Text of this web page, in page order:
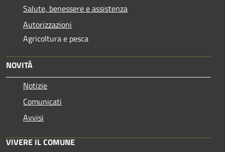
Salute, benessere e assistenza
Autorizzazioni
Agricoltura e pesca
NOVITÀ
Notizie
Comunicati
Avvisi
VIVERE IL COMUNE